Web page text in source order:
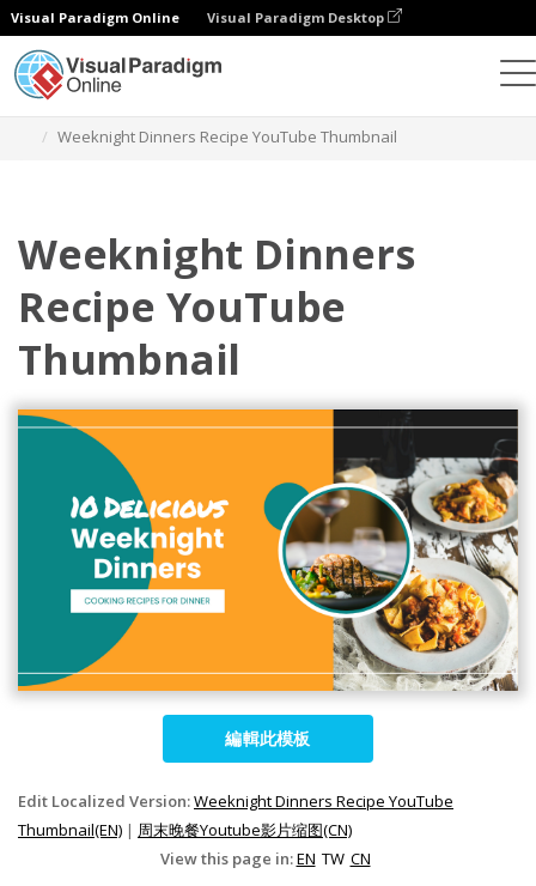
Visual Paradigm Online Visual Paradigm Desktop
Weeknight Dinners Recipe YouTube Thumbnail
Weeknight Dinners
Recipe YouTube
Thumbnail
編輯此模板
Edit Localized Version:Weeknight Dinners Recipe YouTube
Thumbnail(EN) | 周末晚餐Youtube影片缩图(CN)
View this page in:EN TW CN